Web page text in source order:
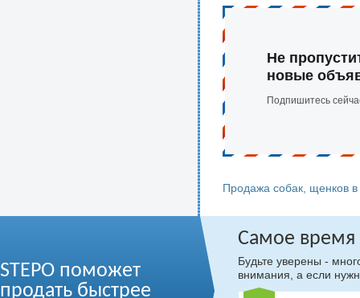
Не
новые
Подпишитесь
Продажа собак, щенков
STEPO поможет
продать быстрее
Самое время
Будьте уверены -
внимания, а если